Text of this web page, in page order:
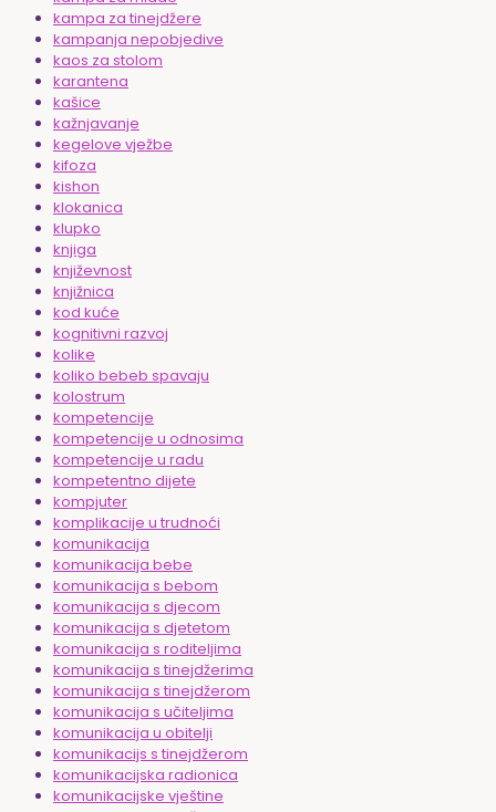
kampa za tinejdžere
kampanja nepobjedive
kaos za stolom
karantena
kašice
kažnjavanje
kegelove vježbe
kifoza
kishon
klokanica
klupko
knjiga
književnost
knjižnica
kod kuće
kognitivni razvoj
kolike
koliko bebeb spavaju
kolostrum
kompetencije
kompetencije u odnosima
kompetencije u radu
kompetentno dijete
kompjuter
komplikacije u trudnoći
komunikacija
komunikacija bebe
komunikacija s bebom
komunikacija s djecom
komunikacija s djetetom
komunikacija s roditeljima
komunikacija s tinejdžerima
komunikacija s tinejdžerom
komunikacija s učiteljima
komunikacija u obitelji
komunikacijs s tinejdžerom
komunikacijska radionica
komunikacijske vještine